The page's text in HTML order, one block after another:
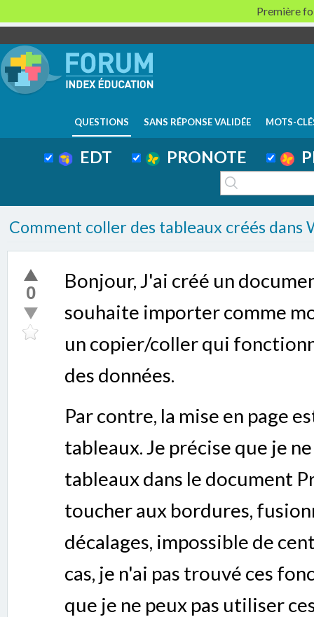
QUESTIONS SANS RÉPONSE VALIDÉE MOTS-
EDT PRONOTE
Comment coller des tableaux créés dans
0
Bonjour, J'ai créé un
souhaite importer comme
un copier/coller qui
des données.
Par contre, la mise en page
tableaux. Je précise que je
tableaux dans le document
toucher aux bordures,
décalages, impossible de
cas, je n'ai pas trouvé ces
que je ne peux pas utiliser
Première